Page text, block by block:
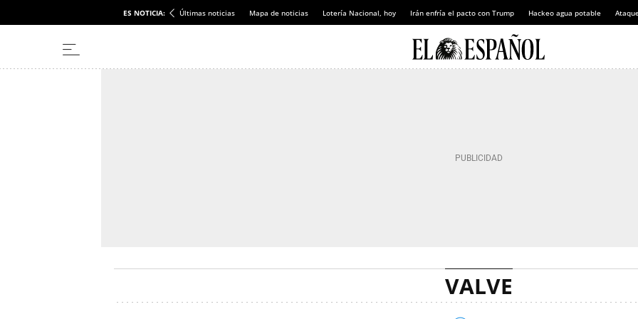
ES NOTICIA: Últimas noticias Mapa de noticias Lotería Nacional, hoy Irán enfría el pacto con Trump Hackeo agua potable
VALVE